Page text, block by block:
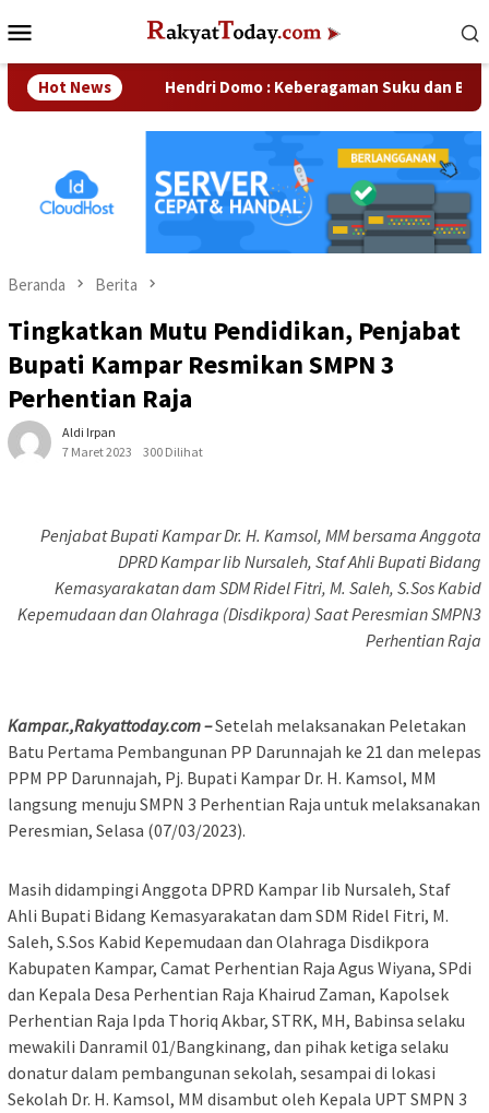
ke
Mobile
Hot NewsHendri Domo : Keberagaman Suku dan Budaya di
Beranda Berita
Tingkatkan Mutu Pendidikan, Penjabat
Bupati Kampar Resmikan SMPN 3
Perhentian Raja
Aldi Irpan
7 Maret 2023
300 Dilihat
Penjabat Bupati Kampar Dr. H. Kamsol, MM bersama Anggota
DPRD Kampar Iib Nursaleh, Staf Ahli Bupati Bidang
Kemasyarakatan dam SDM Ridel Fitri, M. Saleh, S.Sos Kabid
Kepemudaan dan Olahraga (Disdikpora) Saat Peresmian SMPN3
Perhentian Raja
Kampar.,Rakyattoday.com –Setelah melaksanakan Peletakan
Batu Pertama Pembangunan PP Darunnajah ke 21 dan melepas
PPM PP Darunnajah, Pj. Bupati Kampar Dr. H. Kamsol, MM
langsung menuju SMPN 3 Perhentian Raja untuk melaksanakan
Peresmian, Selasa (07/03/2023).
Masih didampingi Anggota DPRD Kampar Iib Nursaleh, Staf
Ahli Bupati Bidang Kemasyarakatan dam SDM Ridel Fitri, M.
Saleh, S.Sos Kabid Kepemudaan dan Olahraga Disdikpora
Kabupaten Kampar, Camat Perhentian Raja Agus Wiyana, SPdi
dan Kepala Desa Perhentian Raja Khairud Zaman, Kapolsek
Perhentian Raja Ipda Thoriq Akbar, STRK, MH, Babinsa selaku
mewakili Danramil 01/Bangkinang, dan pihak ketiga selaku
donatur dalam pembangunan sekolah, sesampai di lokasi
Sekolah Dr. H. Kamsol, MM disambut oleh Kepala UPT SMPN 3